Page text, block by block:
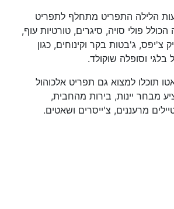
הלילה התפריט מתחלף לתפריט
הכולל פולי סויה, סיגרים, טורטיות עוף,
צ'יפס, ג'בטות בקר וקינוחים, כגון
בלגי וסופלה שוקולד.
תוכלו למצוא גם תפריט אלכוהול
מבחר יינות, בירות מהחבית,
מרעננים, צ'ייסרים ושאטים.